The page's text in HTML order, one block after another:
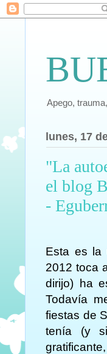
Apego,
lunes, 17
"La
el blog
-
Esta es la
2012 toca
dirijo) ha
Todavía
fiestas de
tenía (y